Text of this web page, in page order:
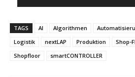
TAGS AI Algorithmen
Logistik
nextLAP Produktion
Shop-
Shopfloor
smartCONTROLLER